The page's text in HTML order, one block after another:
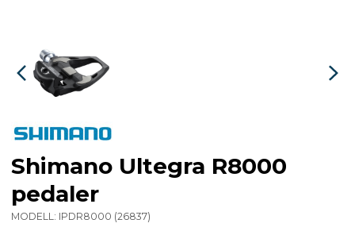
Shimano Ultegra R8000
pedaler
MODELL: IPDR8000 (26837)